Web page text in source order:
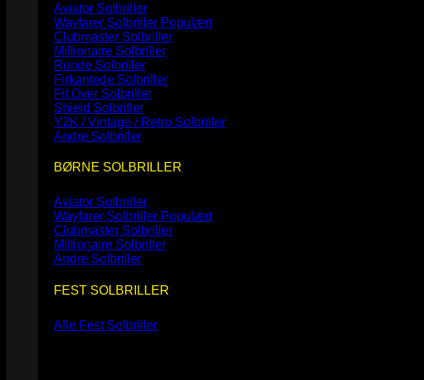
Aviator Solbriller
Wayfarer Solbriller
Clubmaster Solbriller
Millionaire Solbriller
Runde Solbriller
Firkantede Solbriller
Fit Over Solbriller
Shield Solbriller
Y2K / Vintage / Retro Solbriller
Andre Solbriller
BØRNE SOLBRILLER
Aviator Solbriller
Wayfarer Solbriller
Clubmaster Solbriller
Millionaire Solbriller
Andre Solbriller
FEST SOLBRILLER
Alle Fest Solbriller